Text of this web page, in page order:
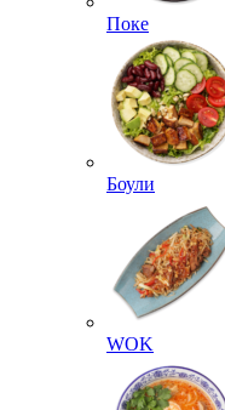
Поке
Боули
WOK